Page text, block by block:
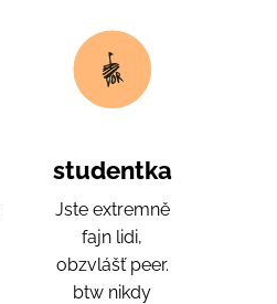
studentka
Jste extremně
fajn lidi,
obzvlášť peer.
btw nikdy